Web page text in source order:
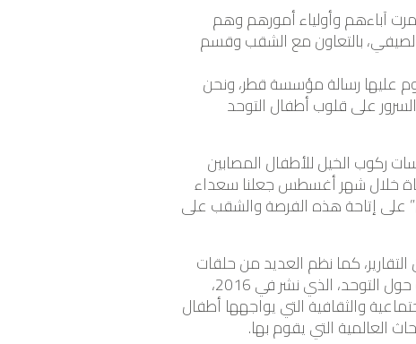
آباءهم وأولياء أمورهم وهم
الصيفي، بالتعاون مع الشقب وقسم
عليها رسالة مؤسسة قطر، ونحن
على قلوب أطفال التوحد
ركوب الخيل للأطفال المصابين
خلال شهر أغسطس جعلنا سعداء
على إتاحة هذه الفرصة والشقب على
من التقارير، كما نظم العديد من حلقات
الخبراء النقاشية، وقاد مبادرات عديدة للرعاية الصحية الخاصة بالتوحد. وقد سلط آخر تقارير ويش البحثية حول التوحد، الذي نشر في 2016،
والثقافية التي يواجهها أطفال
العالمية التي يقوم بها.